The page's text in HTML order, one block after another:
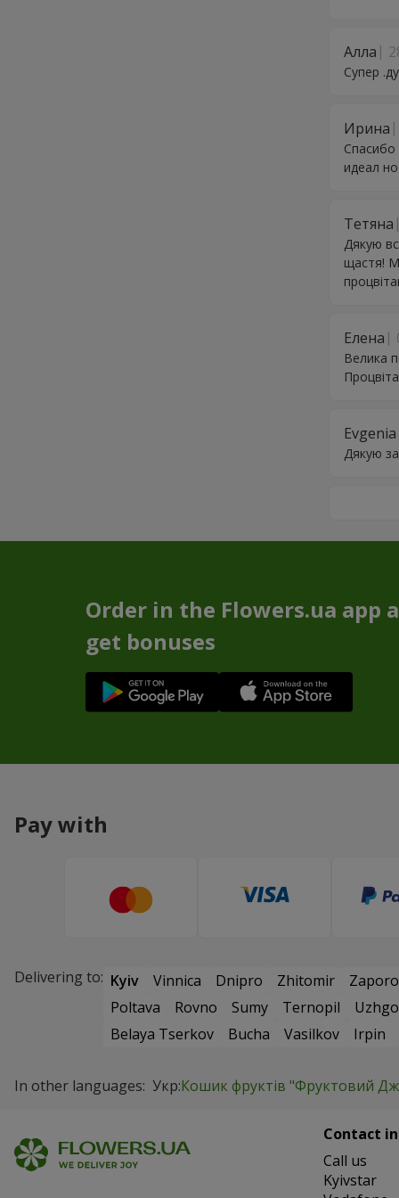
Алла
Супер
Ирина
идеал
Тетяна
Дякую
щастя!
Елена
Велика
Дякую
Order in the Flowers.ua app
get bonuses
Pay with
Delivering to: Kyiv Vinnica Dnipro Zhitomir
Poltava
Rovno Sumy Ternopil
Belaya Tserkov
Bucha Vasilkov Irpin
In other languages: Укр:Кошик фруктів "Фруктовий
Contact
Сall us
Kyivstar